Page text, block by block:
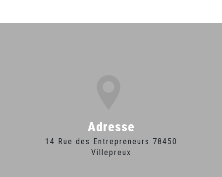
Adresse
14 Rue des Entrepreneurs 78450
Villepreux